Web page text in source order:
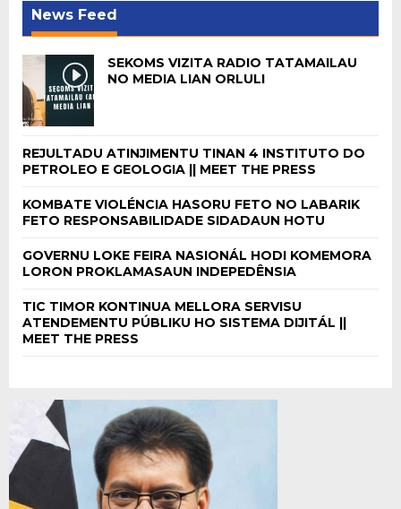
News Feed
SEKOMS VIZITA RADIO TATAMAILAU
NO MEDIA LIAN ORLULI
REJULTADU ATINJIMENTU TINAN 4 INSTITUTO DO
PETROLEO E GEOLOGIA || MEET THE PRESS
KOMBATE VIOLÉNCIA HASORU FETO NO LABARIK
FETO RESPONSABILIDADE SIDADAUN HOTU
GOVERNU LOKE FEIRA NASIONÁL HODI KOMEMORA
LORON PROKLAMASAUN INDEPEDÊNSIA
TIC TIMOR KONTINUA MELLORA SERVISU
ATENDEMENTU PÚBLIKU HO SISTEMA DIJITÁL ||
MEET THE PRESS